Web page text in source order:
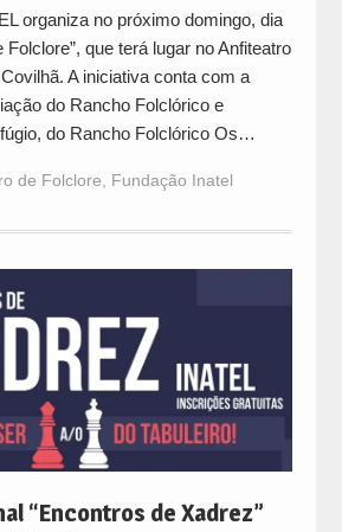
organiza no próximo domingo, dia
Folclore”, que terá lugar no Anfiteatro
A iniciativa conta com a
do Rancho Folclórico e
do Rancho Folclórico Os…
de Folclore Fundação Inatel
“Encontros de Xadrez”